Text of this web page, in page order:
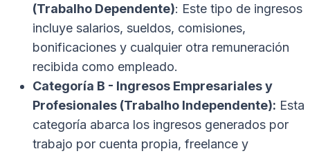
(Trabalho Dependente): Este tipo de ingresos
incluye salarios, sueldos, comisiones,
bonificaciones y cualquier otra remuneración
recibida como empleado.
Categoría B - Ingresos Empresariales y
Profesionales (Trabalho Independente): Esta
categoría abarca los ingresos generados por
trabajo por cuenta propia, freelance y